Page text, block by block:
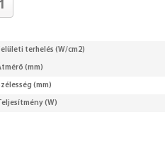
terhelés (W/cm2)
(mm)
(mm)
(W)